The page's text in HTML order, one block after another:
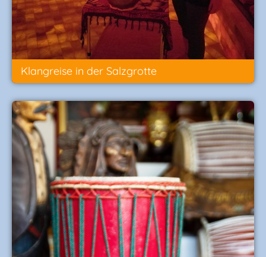
Klangreise in der Salzgrotte